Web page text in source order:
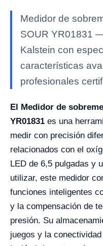
Medidor de
SOUR YR01831
Kalstein con
características
profesionales
El Medidor de
YR01831 es una
medir con precisión
relacionados con el
LED de 6,5 pulgadas y
utilizar, este medidor
funciones inteligentes
y la compensación de
presión. Su
juegos y la